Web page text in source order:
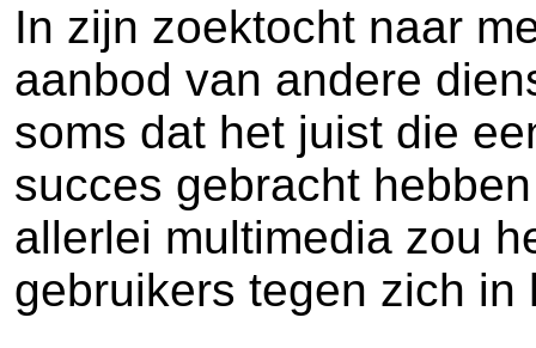
In zijn zoektocht naar
aanbod van andere
soms dat het juist die
succes gebracht
allerlei multimedia zou
gebruikers tegen zich